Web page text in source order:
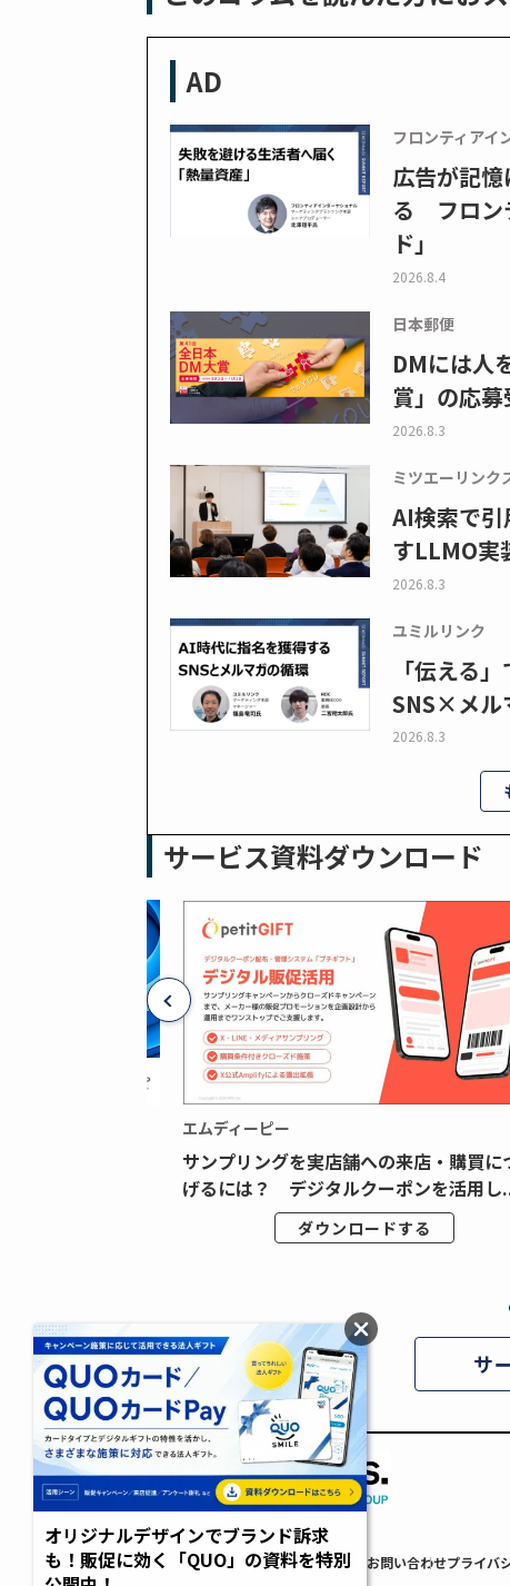
AD
フロンティアイ
広告が記
る フロン
ド」
2026.8.4
日本郵便
DMには人
賞」の応
2026.8.3
ミツエーリンク
AI検索で
すLLMO実
2026.8.3
ユミルリンク
「伝える
SNS×メル
2026.8.3
サービス資料ダウンロード
エムディーピー
サンプリングを実店舗への来店・購買に
げるには？ デジタルクーポンを活用し
ダウンロードする
サ
AdverTimes.についてFAQ利用規約 お問い合わせプライバ
オリジナルデザインでブランド訴求
も！販促に効く「QUO」の資料を特別